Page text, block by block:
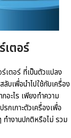
เตอร์
ร์เตอร์ ที่เป็นตัวแปลง
บเพื่อนำไปใช้กับเครื่อง
อะไร เพียงทำความ
กเกาะตัวเครื่องเพื่อ
ทำงานปกติหรือไม่ รวม